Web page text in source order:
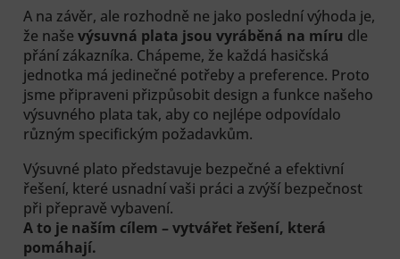
A na závěr, ale rozhodně ne jako poslední výhoda je,
že naše výsuvná plata jsou vyráběná na míru dle
přání zákazníka. Chápeme, že každá hasičská
jednotka má jedinečné potřeby a preference. Proto
jsme připraveni přizpůsobit design a funkce našeho
výsuvného plata tak, aby co nejlépe odpovídalo
různým specifickým požadavkům.
Výsuvné plato představuje bezpečné a efektivní
řešení, které usnadní vaši práci a zvýší bezpečnost
při přepravě vybavení.
A to je naším cílem – vytvářet řešení, která
pomáhají.